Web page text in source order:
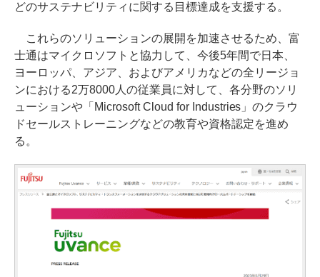
どのサステナビリティに関する目標達成を支援する。
これらのソリューションの展開を加速させるため、富
士通はマイクロソフトと協力して、今後5年間で日本、
ヨーロッパ、アジア、およびアメリカなどの全リージョ
ンにおける2万8000人の従業員に対して、各分野のソリ
ューションや「Microsoft Cloud for Industries」のクラウ
ドセールストレーニングなどの教育や資格認定を進め
る。